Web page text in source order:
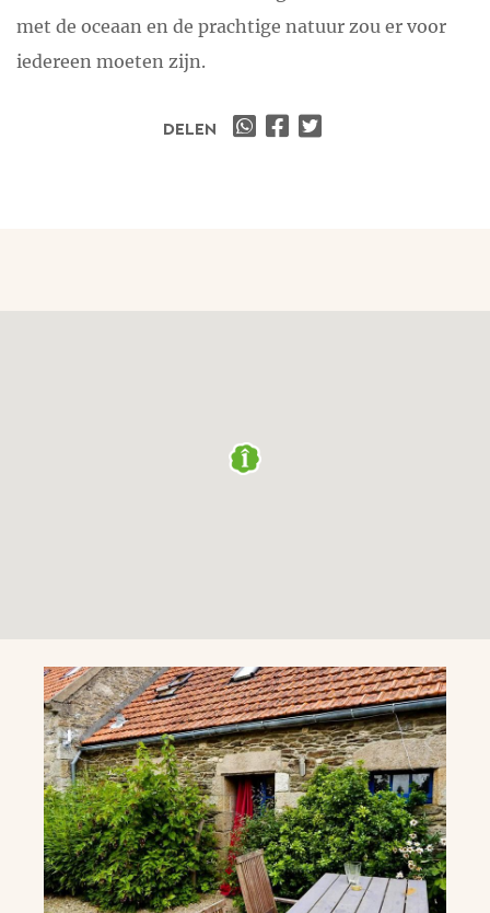
met de oceaan en de prachtige natuur zou er voor
iedereen moeten zijn.
DELEN